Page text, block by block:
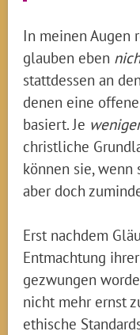
In meinen Augen
glauben eben
stattdessen an
denen eine
basiert. Je
christliche
können sie, wenn
aber doch
Erst nachdem
Entmachtung
gezwungen
nicht mehr ernst
ethische